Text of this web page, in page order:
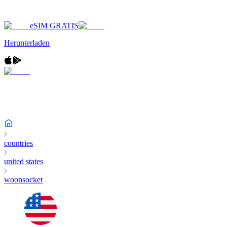
eSIM GRATIS
Herunterladen
countries
united states
woonsocket